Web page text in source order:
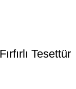
Tesettür